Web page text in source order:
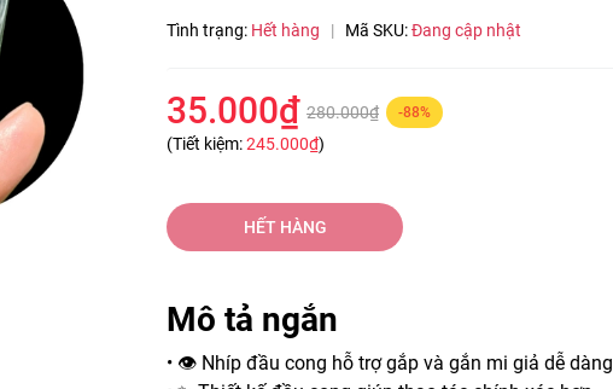
Tình trạng: Hết hàng | Mã SKU:Đang cập nhật
35.000₫ 280.000₫ -88%
(Tiết kiệm:245.000₫)
HẾT HÀNG
Mô tả ngắn
• 👁️ Nhíp đầu cong hỗ trợ gắp và gắn mi giả dễ dàng